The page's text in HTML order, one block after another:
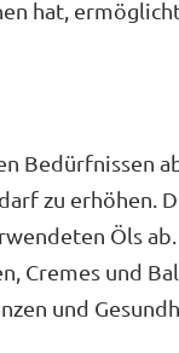
hat,
Bedürfnissen
zu erhöhen.
Öls
Cremes und
und